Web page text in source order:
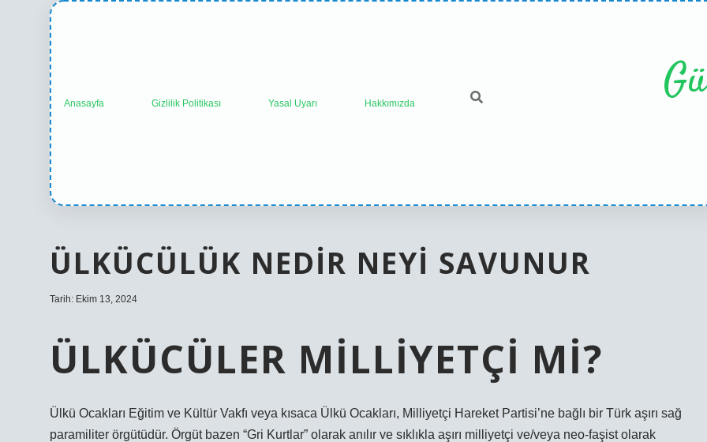
Anasayfa Gizlilik Politikası Yasal Uyarı Hakkımızda
ÜLKÜCÜLÜK NEDIR NEYI SAVUNUR
Tarih: Ekim 13, 2024
ÜLKÜCÜLER MILLIYETÇI MI?
Ülkü Ocakları Eğitim ve Kültür Vakfı veya kısaca Ülkü Ocakları, Milliyetçi Hareket Partisi’ne bağlı bir Türk aşırı sağ
paramiliter örgütüdür. Örgüt bazen “Gri Kurtlar” olarak anılır ve sıklıkla aşırı milliyetçi ve/veya neo-faşist olarak